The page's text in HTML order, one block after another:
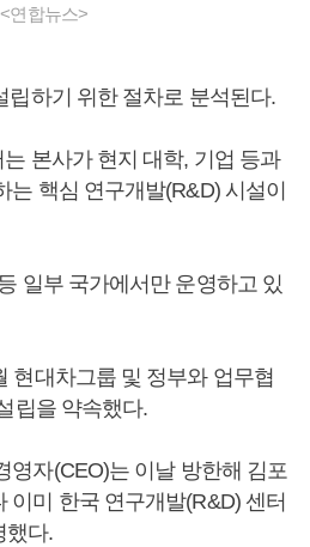
연합뉴스>
립하기 위한 절차로 분석된다.
본사가 현지 대학, 기업 등과
핵심 연구개발(R&D) 시설이
일부 국가에서만 운영하고 있
현대차그룹 및 정부와 업무협
립을 약속했다.
영자(CEO)는 이날 방한해 김포
이미 한국 연구개발(R&D) 센터
했다.